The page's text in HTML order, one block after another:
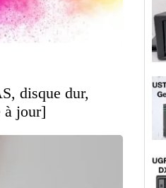
disque dur,
à jour]